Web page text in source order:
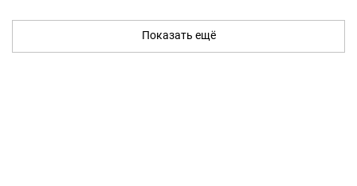
Показать ещё